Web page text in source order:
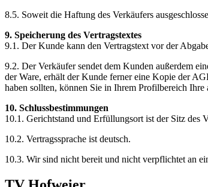
8.5. Soweit die Haftung des Verkäufers
9. Speicherung des Vertragstextes
9.1. Der Kunde kann den Vertragstext vor der
9.2. Der Verkäufer sendet dem Kunden außerdem
der Ware, erhält der Kunde ferner eine Kopie der
haben sollten, können Sie in Ihrem Profilbereich
10. Schlussbestimmungen
10.1. Gerichtstand und Erfüllungsort ist der Sitz des
10.2. Vertragssprache ist deutsch.
10.3. Wir sind nicht bereit und nicht verpflichtet an